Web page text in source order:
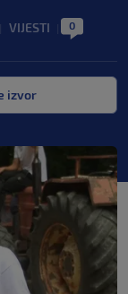
VIJESTI 0
izvor